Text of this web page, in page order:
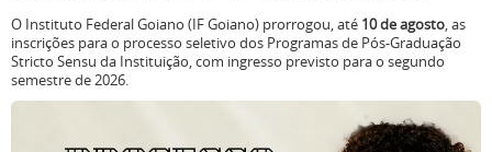
O Instituto Federal Goiano (IF Goiano) prorrogou, até 10 de agosto, as
inscrições para o processo seletivo dos Programas de Pós-Graduação
Stricto Sensu da Instituição, com ingresso previsto para o segundo
semestre de 2026.